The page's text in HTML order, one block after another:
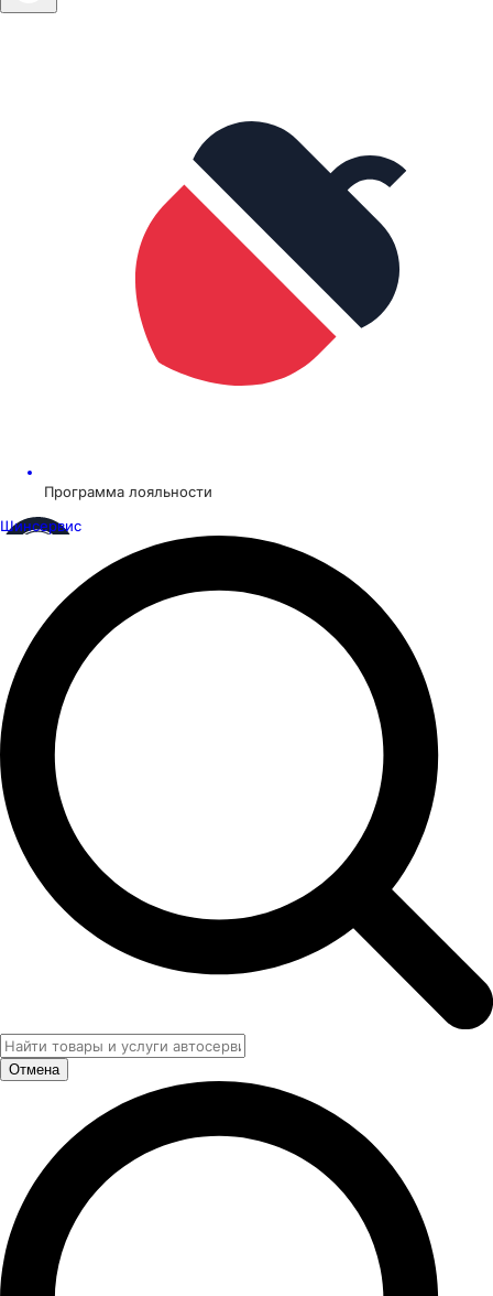
Программа лояльности
Шинсервис
Отмена